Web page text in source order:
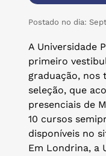
Postado no dia:
A Universidade
primeiro
graduação, nos
seleção, que
presenciais de
10 cursos
disponíveis no
Em Londrina, a